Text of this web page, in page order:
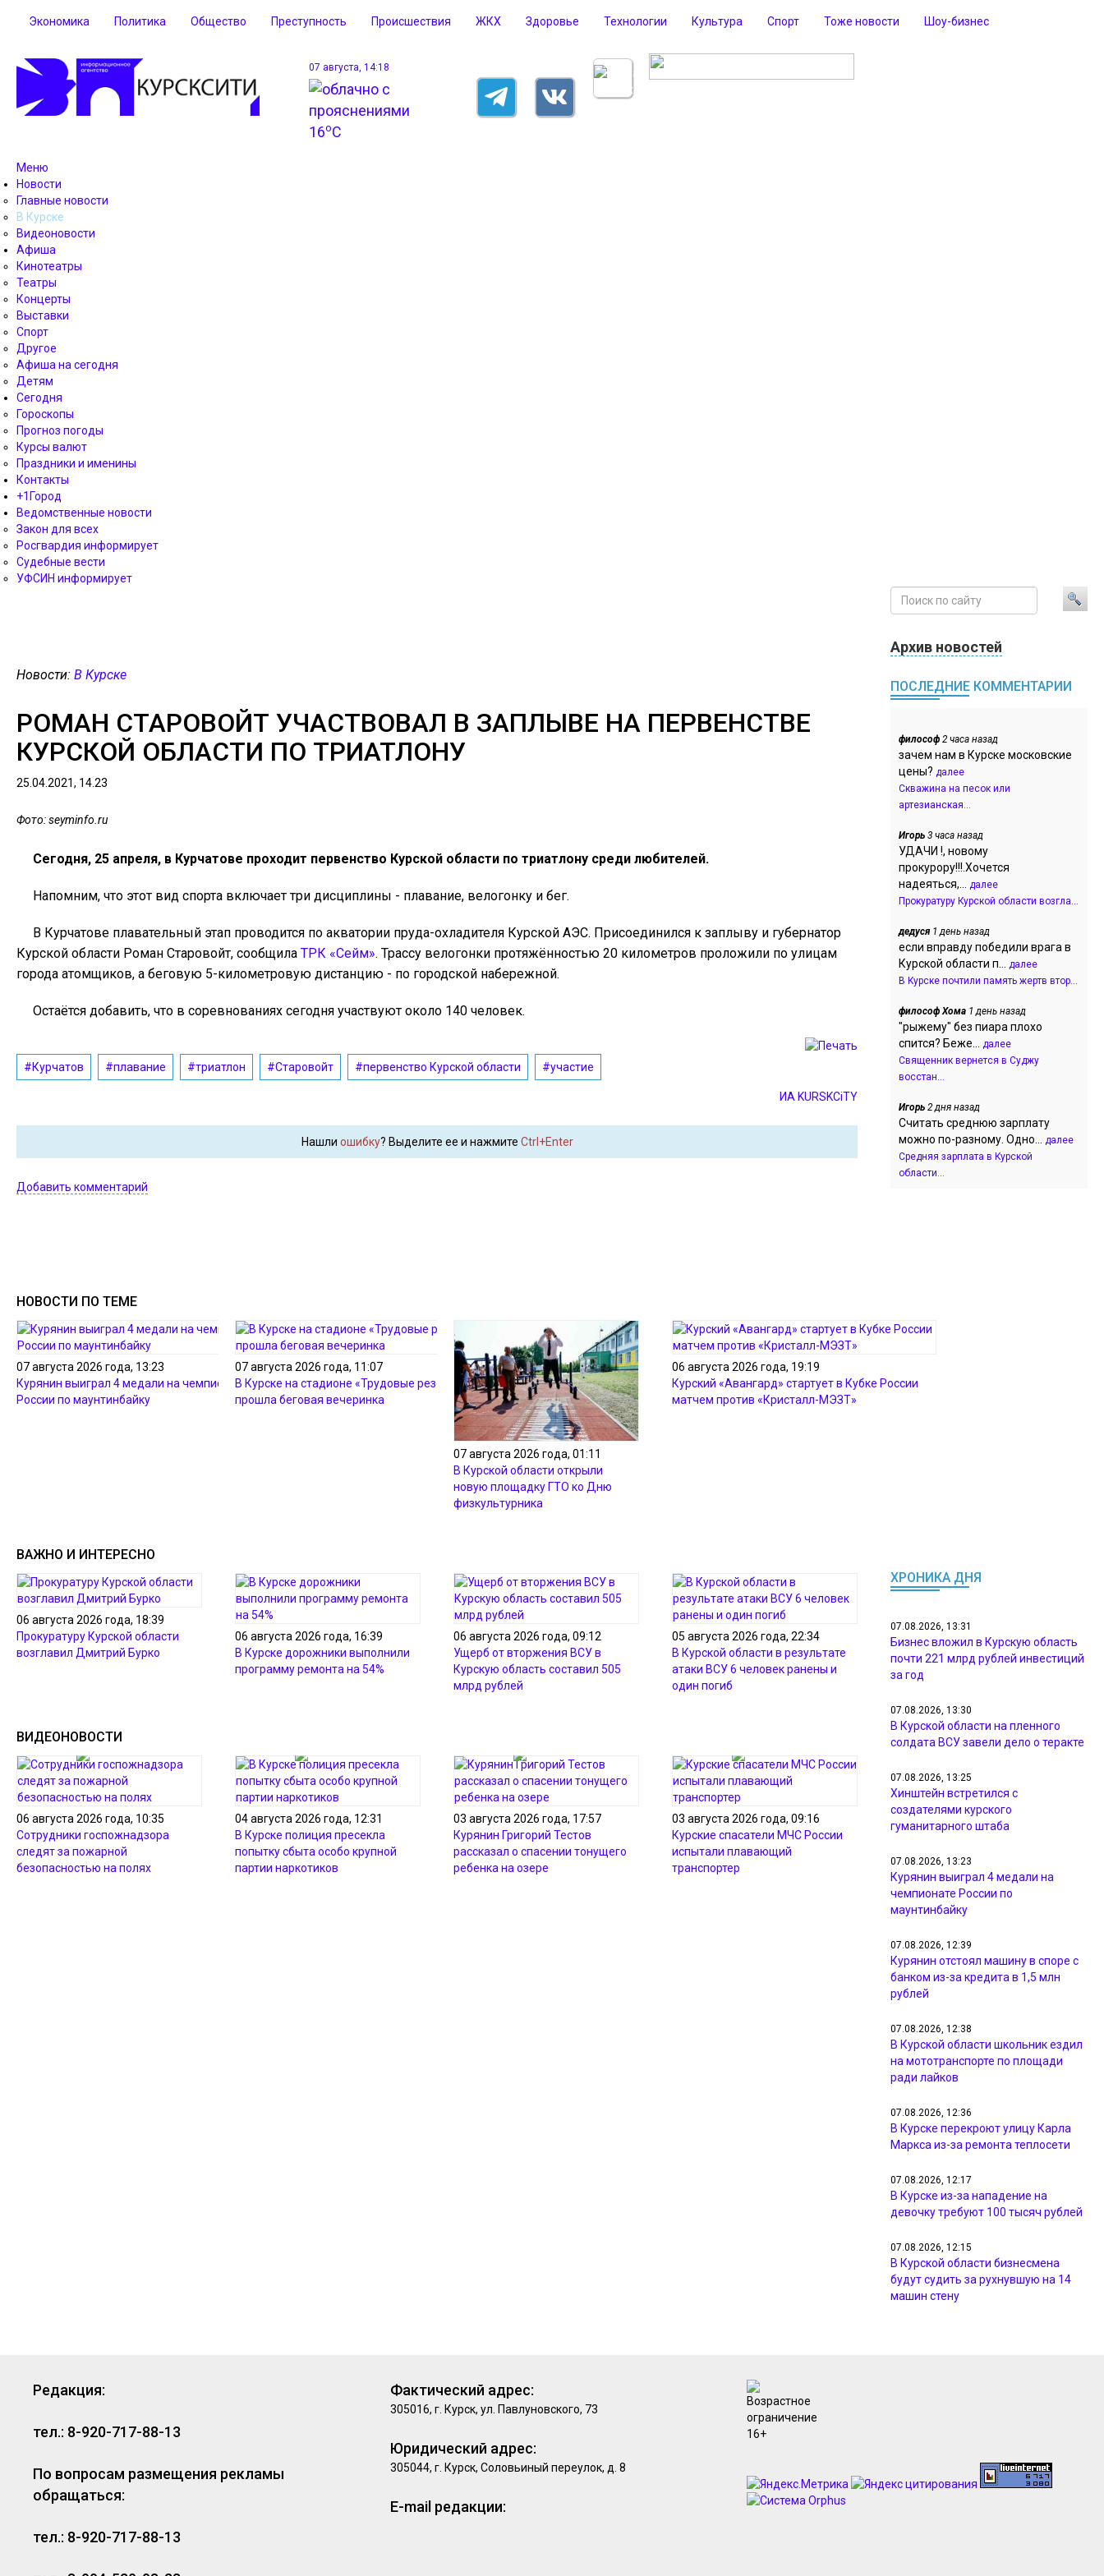
Экономика Политика Общество Преступность Происшествия ЖКХ Здоровье Технологии Культура Спорт Тоже новости Шоу-бизнес
07 августа, 14:18
16oC
Меню
Новости
Главные новости
В Курске
Видеоновости
Афиша
Кинотеатры
Театры
Концерты
Выставки
Спорт
Другое
Афиша на сегодня
Детям
Сегодня
Гороскопы
Прогноз погоды
Курсы валют
Праздники и именины
Контакты
+1Город
Ведомственные новости
Закон для всех
Росгвардия информирует
Судебные вести
УФСИН информирует
Новости: В Курске
РОМАН СТАРОВОЙТ УЧАСТВОВАЛ В ЗАПЛЫВЕ НА ПЕРВЕНСТВЕ
КУРСКОЙ ОБЛАСТИ ПО ТРИАТЛОНУ
25.04.2021, 14.23
Фото: seyminfo.ru
Сегодня, 25 апреля, в Курчатове проходит первенство Курской области по триатлону среди любителей.
Напомним, что этот вид спорта включает три дисциплины - плавание, велогонку и бег.
В Курчатове плавательный этап проводится по акватории пруда-охладителя Курской АЭС. Присоединился к заплыву и губернатор
Курской области Роман Старовойт, сообщила ТРК «Сейм». Трассу велогонки протяжённостью 20 километров проложили по улицам
города атомщиков, а беговую 5-километровую дистанцию - по городской набережной.
Остаётся добавить, что в соревнованиях сегодня участвуют около 140 человек.
#Курчатов #плавание #триатлон #Старовойт #первенство Курской области #участие
ИА KURSKCiTY
Нашли ошибку? Выделите ее и нажмите Ctrl+Enter
Добавить комментарий
НОВОСТИ ПО ТЕМЕ
07 августа 2026 года, 13:23
Курянин выиграл 4 медали на чемпионате
России по маунтинбайку
07 августа 2026 года, 11:07
В Курске на стадионе «Трудовые резервы»
прошла беговая вечеринка
07 августа 2026 года, 01:11
В Курской области открыли
новую площадку ГТО ко Дню
физкультурника
06 августа 2026 года, 19:19
Курский «Авангард» стартует в Кубке России
матчем против «Кристалл-МЭЗТ»
ВАЖНО И ИНТЕРЕСНО
06 августа 2026 года, 18:39
Прокуратуру Курской области
возглавил Дмитрий Бурко
06 августа 2026 года, 16:39
В Курске дорожники выполнили
программу ремонта на 54%
06 августа 2026 года, 09:12
Ущерб от вторжения ВСУ в
Курскую область составил 505
млрд рублей
05 августа 2026 года, 22:34
В Курской области в результате
атаки ВСУ 6 человек ранены и
один погиб
ВИДЕОНОВОСТИ
06 августа 2026 года, 10:35
Сотрудники госпожнадзора
следят за пожарной
безопасностью на полях
04 августа 2026 года, 12:31
В Курске полиция пресекла
попытку сбыта особо крупной
партии наркотиков
03 августа 2026 года, 17:57
Курянин Григорий Тестов
рассказал о спасении тонущего
ребенка на озере
03 августа 2026 года, 09:16
Курские спасатели МЧС России
испытали плавающий
транспортер
Архив новостей
ПОСЛЕДНИЕ КОММЕНТАРИИ
философ 2 часа назад
зачем нам в Курске московские
цены? далее
Скважина на песок или
артезианская...
Игорь 3 часа назад
УДАЧИ !, новому
прокурору!!!.Хочется
надеяться,... далее
Прокуратуру Курской области возгла...
дедуся1 день назад
если вправду победили врага в
Курской области п... далее
В Курске почтили память жертв втор...
философ Хома 1 день назад
"рыжему" без пиара плохо
спится? Беже... далее
Священник вернется в Суджу
восстан...
Игорь 2 дня назад
Считать среднюю зарплату
можно по-разному. Одно... далее
Средняя зарплата в Курской
области...
ХРОНИКА ДНЯ
07.08.2026, 13:31
Бизнес вложил в Курскую область
почти 221 млрд рублей инвестиций
за год
07.08.2026, 13:30
В Курской области на пленного
солдата ВСУ завели дело о теракте
07.08.2026, 13:25
Хинштейн встретился с
создателями курского
гуманитарного штаба
07.08.2026, 13:23
Курянин выиграл 4 медали на
чемпионате России по
маунтинбайку
07.08.2026, 12:39
Курянин отстоял машину в споре с
банком из-за кредита в 1,5 млн
рублей
07.08.2026, 12:38
В Курской области школьник ездил
на мототранспорте по площади
ради лайков
07.08.2026, 12:36
В Курске перекроют улицу Карла
Маркса из-за ремонта теплосети
07.08.2026, 12:17
В Курске из-за нападение на
девочку требуют 100 тысяч рублей
07.08.2026, 12:15
В Курской области бизнесмена
будут судить за рухнувшую на 14
машин стену
07.08.2026, 12:11
Редакция:
тел.: 8-920-717-88-13
По вопросам размещения рекламы
обращаться:
тел.: 8-920-717-88-13
Фактический адрес:
305016, г. Курск, ул. Павлуновского, 73
Юридический адрес:
305044, г. Курск, Соловьиный переулок, д. 8
E-mail редакции: